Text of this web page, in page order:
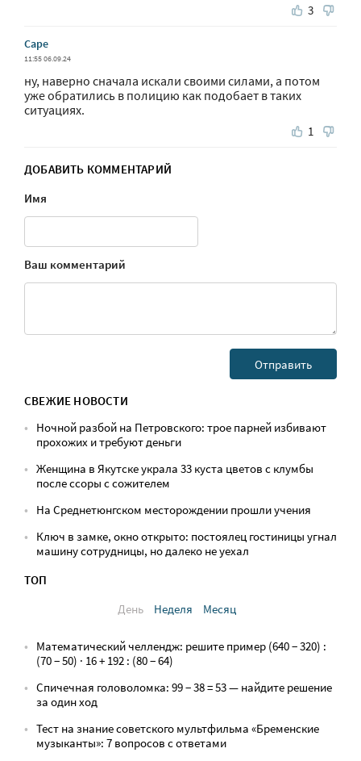
3
Саре
11:55 06.09.24
ну, наверно сначала искали своими силами, а потом
уже обратились в полицию как подобает в таких
ситуациях.
1
ДОБАВИТЬ КОММЕНТАРИЙ
Имя
Ваш комментарий
СВЕЖИЕ НОВОСТИ
Ночной разбой на Петровского: трое парней избивают
прохожих и требуют деньги
Женщина в Якутске украла 33 куста цветов с клумбы
после ссоры с сожителем
На Среднетюнгском месторождении прошли учения
Ключ в замке, окно открыто: постоялец гостиницы угнал
машину сотрудницы, но далеко не уехал
ТОП
День
Неделя Месяц
Математический челлендж: решите пример (640 − 320) :
(70 − 50) · 16 + 192 : (80 − 64)
Спичечная головоломка: 99 − 38 = 53 — найдите решение
за один ход
Тест на знание советского мультфильма «Бременские
музыканты»: 7 вопросов с ответами